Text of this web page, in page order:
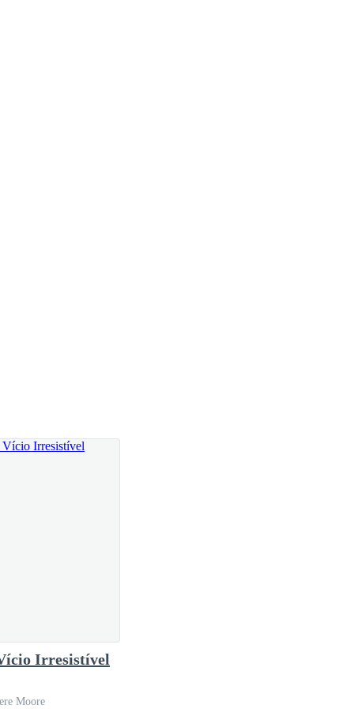
correndo em sua direção, mas foi impossível, ele
12 anos... Nossa relação era feito Tom &
numa garota que falou mal da mãe chamando-
indenização, mas aquilo valeu porque a partir
que eu conheço como a palma da minha
Irresistível
Moore